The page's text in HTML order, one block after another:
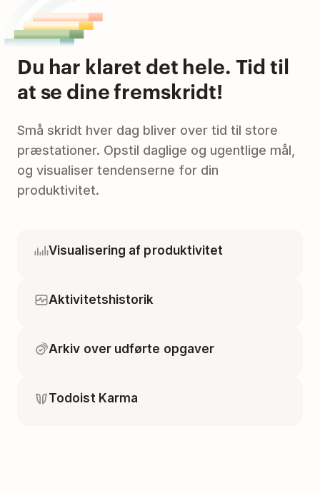
Du har klaret det hele. Tid til
at se dine fremskridt!
Små skridt hver dag bliver over tid til store
præstationer. Opstil daglige og ugentlige mål,
og visualiser tendenserne for din
produktivitet.
Visualisering af produktivitet
Aktivitetshistorik
Arkiv over udførte opgaver
Todoist Karma